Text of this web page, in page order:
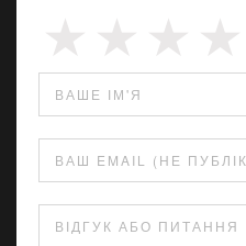
ВАШЕ ІМ'Я
ВАШ EMAIL (НЕ
ВІДГУК АБО ПИТАННЯ